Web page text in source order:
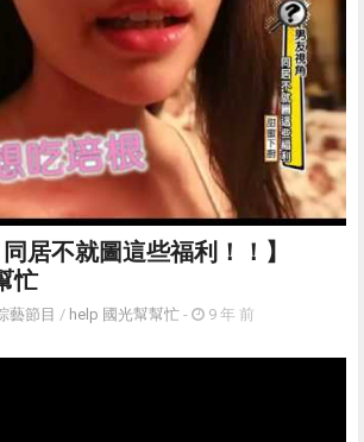
同居不就圖這些福利！！】
忙
藝節目 / help 國光幫幫忙 - 9 年 前